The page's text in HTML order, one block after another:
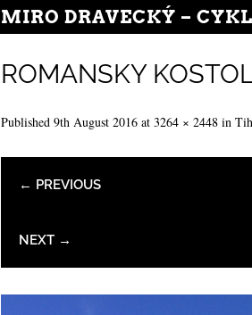
MIRO DRAVECKÝ –
ROMANSKY
Published 9th August 2016 at 3264 × 2448 in
← PREVIOUS
NEXT →